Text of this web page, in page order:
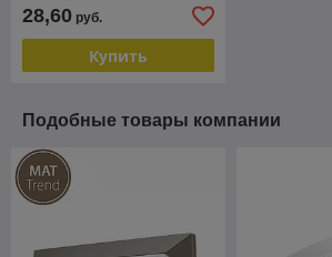
28,60 руб.
Купить
Подобные товары компании